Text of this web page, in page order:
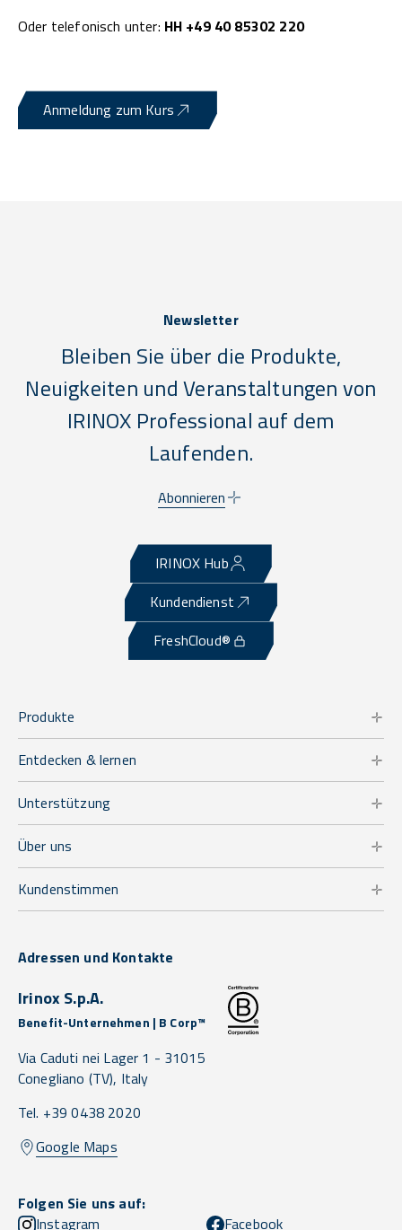
Oder telefonisch unter: HH +49 40 85302 220
Anmeldung zum Kurs
Newsletter
Bleiben Sie über die Produkte,
Neuigkeiten und Veranstaltungen von
IRINOX Professional auf dem
Laufenden.
Abonnieren
IRINOX Hub
Kundendienst
FreshCloud®
Produkte
Entdecken & lernen
Unterstützung
Über uns
Kundenstimmen
Adressen und Kontakte
Irinox S.p.A.
Benefit-Unternehmen | B Corp™
Via Caduti nei Lager 1 - 31015
Conegliano (TV), Italy
Tel. +39 0438 2020
Google Maps
Folgen Sie uns auf:
Instagram
Facebook